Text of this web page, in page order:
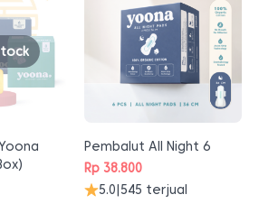
Pembalut All Night 6
Rp 38.800
5.0 545 terjual